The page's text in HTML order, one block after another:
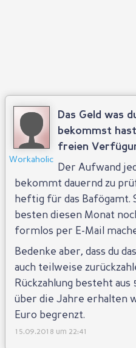
Workaholic
Das Geld was
bekommst
freien
Der Aufwand
bekommt dauernd zu
heftig für das Bafögamt.
besten diesen Monat
formlos per E-Mail
Bedenke aber, dass du
auch teilweise
Rückzahlung besteht aus
über die Jahre erhalten
Euro begrenzt.
15.09.2018 um 22:41